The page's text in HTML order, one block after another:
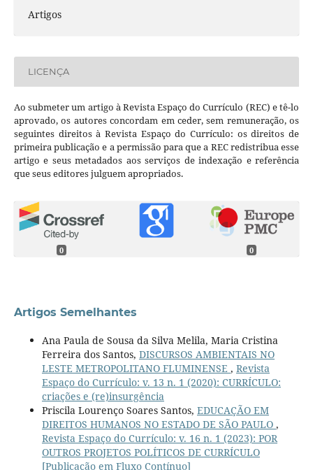
Artigos
LICENÇA
Ao submeter um artigo à Revista Espaço do Currículo (REC) e tê-lo
aprovado, os autores concordam em ceder, sem remuneração, os
seguintes direitos à Revista Espaço do Currículo: os direitos de
primeira publicação e a permissão para que a REC redistribua esse
artigo e seus metadados aos serviços de indexação e referência
que seus editores julguem apropriados.
0 0
Artigos Semelhantes
Ana Paula de Sousa da Silva Melila, Maria Cristina
Ferreira dos Santos, DISCURSOS AMBIENTAIS NO
LESTE METROPOLITANO FLUMINENSE , Revista
Espaço do Currículo: v. 13 n. 1 (2020): CURRÍCULO:
criações e (re)insurgência
Priscila Lourenço Soares Santos, EDUCAÇÃO EM
DIREITOS HUMANOS NO ESTADO DE SÃO PAULO ,
Revista Espaço do Currículo: v. 16 n. 1 (2023): POR
OUTROS PROJETOS POLÍTICOS DE CURRÍCULO
[Publicação em Fluxo Contínuo]